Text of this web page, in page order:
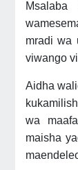
mradi wa
viwango
Aidha
wa
maisha